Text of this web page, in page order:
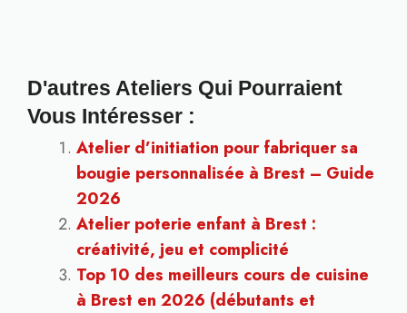
D'autres Ateliers Qui Pourraient
Vous Intéresser :
Atelier d’initiation pour fabriquer sa
bougie personnalisée à Brest – Guide
2026
Atelier poterie enfant à Brest :
créativité, jeu et complicité
Top 10 des meilleurs cours de cuisine
à Brest en 2026 (débutants et